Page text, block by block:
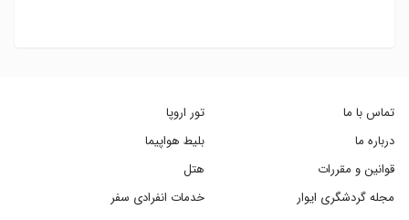
تماس با ما
درباره ما
قوانین و مقررات
مجله گردشگری ایوار
تور اروپا
بلیط هواپیما
هتل
خدمات انفرادی سفر